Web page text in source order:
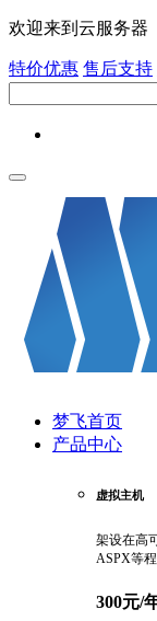
欢迎来到云服务器
特价优惠 售后支持
梦飞首页
产品中心
虚拟主机
架设在高
ASPX等
300元/